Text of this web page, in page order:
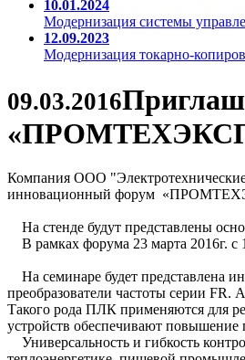
10.01.2024
Модернизация системы
12.09.2023
Модернизация токарно-
09.03.2016
Компания ООО
инновационный форум
На стенде будут представлены
В рамках форума 23 марта 2016г. с
На семинаре будет представлена
преобразователи частоты серии
Такого рода ПЛК применяются для
устройств обеспечивают повышение
Универсальность и гибкость